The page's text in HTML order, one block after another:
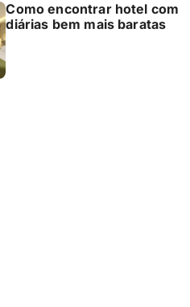
Como encontrar hotel com
diárias bem mais baratas